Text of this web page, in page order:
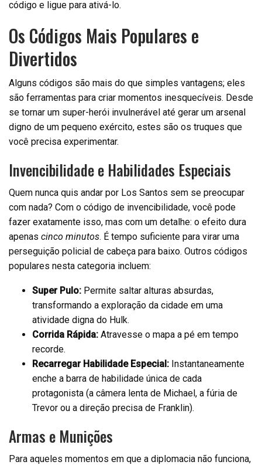
código e ligue para ativá-lo.
Os Códigos Mais Populares e
Divertidos
Alguns códigos são mais do que simples vantagens; eles
são ferramentas para criar momentos inesquecíveis. Desde
se tornar um super-herói invulnerável até gerar um arsenal
digno de um pequeno exército, estes são os truques que
você precisa experimentar.
Invencibilidade e Habilidades Especiais
Quem nunca quis andar por Los Santos sem se preocupar
com nada? Com o código de invencibilidade, você pode
fazer exatamente isso, mas com um detalhe: o efeito dura
apenas cinco minutos. É tempo suficiente para virar uma
perseguição policial de cabeça para baixo. Outros códigos
populares nesta categoria incluem:
Super Pulo: Permite saltar alturas absurdas,
transformando a exploração da cidade em uma
atividade digna do Hulk.
Corrida Rápida: Atravesse o mapa a pé em tempo
recorde.
Recarregar Habilidade Especial: Instantaneamente
enche a barra de habilidade única de cada
protagonista (a câmera lenta de Michael, a fúria de
Trevor ou a direção precisa de Franklin).
Armas e Munições
Para aqueles momentos em que a diplomacia não funciona,